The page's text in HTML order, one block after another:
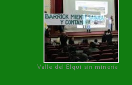
Valle del Elqui sin minería.